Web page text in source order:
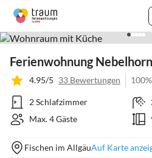
Ferienwohnung Nebelhorn
4.95/5 33 Bewertungen
2 Schlafzimmer
Max. 4 Gäste
Fischen im AllgäuAuf Karte